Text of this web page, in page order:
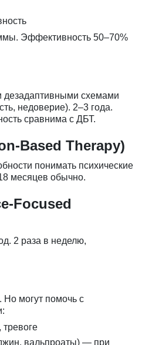
Эффективность 50–70%
дезадаптивными схемами
недоверие). 2–3 года.
сравнима с ДБТ.
Based Therapy)
понимать психические
месяцев обычно.
Focused
2 раза в неделю,
Но могут помочь с
вальпроаты) — при